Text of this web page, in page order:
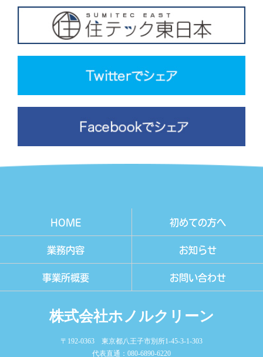
HOME 初めての方へ
業務内容 お知らせ
事業所概要 お問い合わせ
株式会社ホノルクリーン
〒192-0363 東京都八王子市別所1-45-3-1-303
代表直通：080-6890-6220